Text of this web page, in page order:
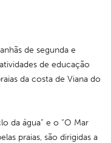
de segunda e
de educação
da costa de Viana do
da água” e o “O Mar
praias, são dirigidas a